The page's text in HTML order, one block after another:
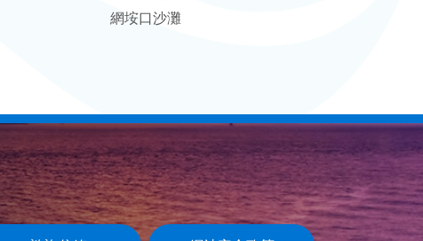
網垵口沙灘